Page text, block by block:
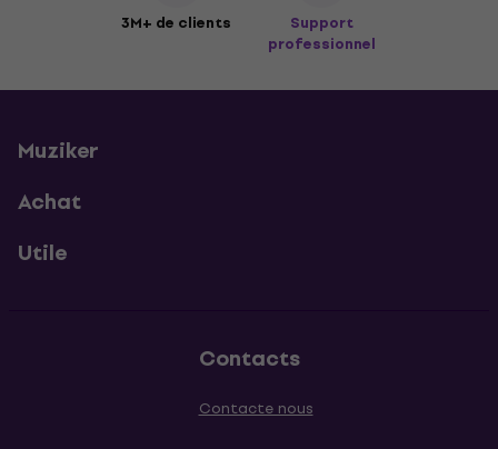
3M+ de clients
Support
professionnel
Muziker
Achat
Utile
Contacts
Contacte nous